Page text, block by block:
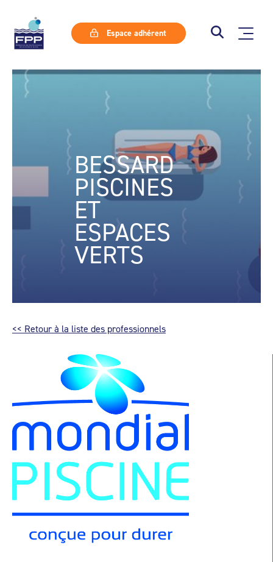
Espace adhérent
BESSARD
PISCINES
ET
ESPACES
VERTS
<< Retour à la liste des professionnels